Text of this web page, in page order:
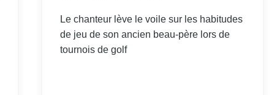
Le chanteur lève le voile sur les habitudes
de jeu de son ancien beau-père lors de
tournois de golf